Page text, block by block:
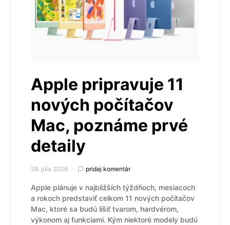
Apple pripravuje 11
nových počítačov
Mac, poznáme prvé
detaily
28. júla 2026 pridaj komentár
Apple plánuje v najbližších týždňoch, mesiacoch
a rokoch predstaviť celkom 11 nových počítačov
Mac, ktoré sa budú líšiť tvarom, hardvérom,
výkonom aj funkciami. Kým niektoré modely budú